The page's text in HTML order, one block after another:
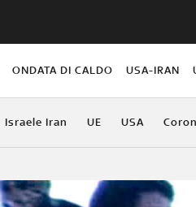
ONDATA DI CALDO USA-IRAN
Israele Iran UE USA